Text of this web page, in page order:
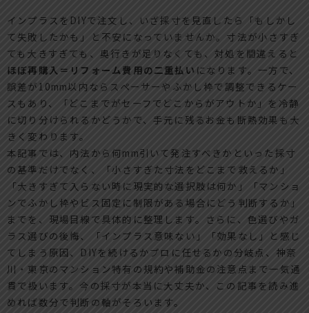
インプラスをDIYで注文し、いざ採寸を見直したら「もしかし
て失敗したかも」と不安になっていませんか。寸法が小さすぎ
ても大きすぎても、奥行きが足りなくても、対処を間違えると
ほぼ再購入＝リフォーム費用の二重払い になります。一方で、
誤差が10mm以内ならスペーサーやふかし枠で調整できるケー
スもあり、「どこまでがセーフでどこからがアウトか」を冷静
に切り分けられるかどうかで、手元に残るお金も断熱効果も大
きく変わります。
本記事では、内法から何mm引いて発注すべきかといった採寸
の基準だけでなく、「小さすぎた寸法をどこまで救えるか」
「大きすぎて入らない時に現実的な選択肢は何か」「マンショ
ンでふかし枠やビス固定に制限がある場合にどう判断するか」
までを、現場目線で具体的に整理します。さらに、色選びやガ
ラス選びの後悔、「インプラス意味ない」「効果なし」と感じ
てしまう原因、DIYを続けるかプロに任せるかの分岐点、神奈
川・東京のマンション特有の規約や補助金の注意点まで一気通
貫で扱います。今の採寸が本当に大丈夫か、この記事を読み進
めれば数分で判断の軸がそろいます。